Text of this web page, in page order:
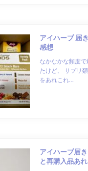
アイハーブ 届
感想
なかなかな頻度
たけど、 サプリ
をあれこれ…
アイハーブ届
と再購入品あれ